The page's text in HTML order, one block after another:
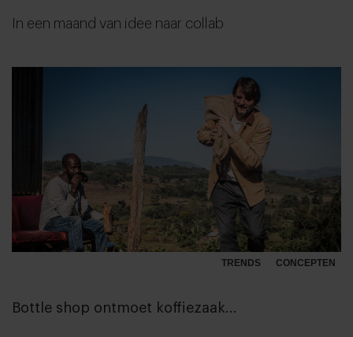
In een maand van idee naar collab
TRENDS CONCEPTEN
Bottle shop ontmoet koffiezaak...